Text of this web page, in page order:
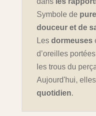
Symbole de
douceur et de
Les dormeuses
d’oreilles
les trous du
Aujourd'hui,
quotidien.